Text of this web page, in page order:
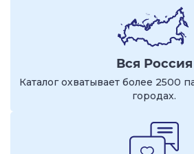
Вся Россия
Каталог охватывает более 2500
городах.